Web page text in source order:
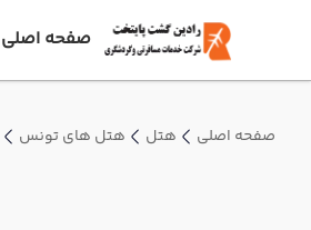
صفحه اصلی
صفحه اصلی هتل هتل های تونس